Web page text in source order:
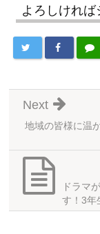
よろしけれ
地域の皆様に温
Next
ドラマ
す！3年